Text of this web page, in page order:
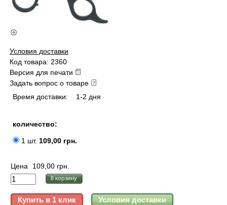
Условия доставки
Код товара: 2360
Версия для печати
Задать вопрос о товаре
Время доставки:
1-2 дня
количество:
1 шт. 109,00 грн.
Цена 109,00 грн.